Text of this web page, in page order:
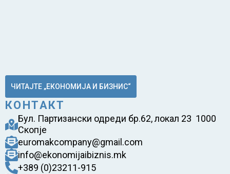
ЧИТАЈТЕ „ЕКОНОМИЈА И БИЗНИС“
КОНТАКТ
Бул. Партизански одреди бр.62, локал 23 1000
Скопје
euromakcompany@gmail.com
info@ekonomijaibiznis.mk
+389 (0)23211-915